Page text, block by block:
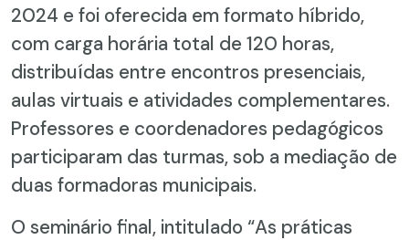
2024 e foi oferecida em formato híbrido,
com carga horária total de 120 horas,
distribuídas entre encontros presenciais,
aulas virtuais e atividades complementares.
Professores e coordenadores pedagógicos
participaram das turmas, sob a mediação de
duas formadoras municipais.
O seminário final, intitulado “As práticas